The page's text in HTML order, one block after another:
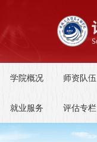
学院概况 师资队伍
就业服务 评估专栏